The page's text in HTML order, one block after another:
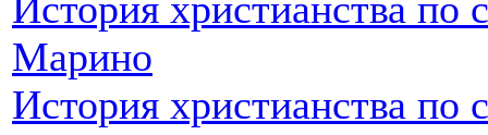
Марино
История христианства